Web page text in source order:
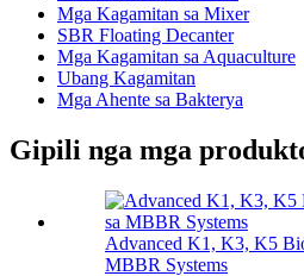
Mga Kagamitan sa Mixer
SBR Floating Decanter
Mga Kagamitan sa Aquaculture
Ubang Kagamitan
Mga Ahente sa Bakterya
Gipili nga mga
Advanced K1, K3, K5
MBBR Systems